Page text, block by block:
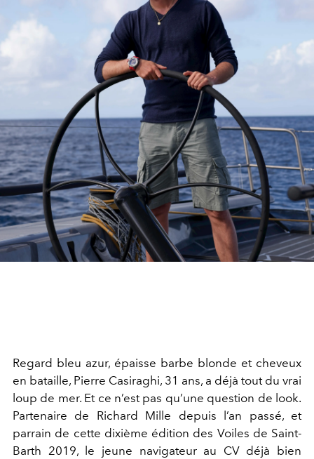
Regard bleu azur, épaisse barbe blonde et cheveux
en bataille, Pierre Casiraghi, 31 ans, a déjà tout du vrai
loup de mer. Et ce n’est pas qu’une question de look.
Partenaire de Richard Mille depuis l’an passé, et
parrain de cette dixième édition des Voiles de Saint-
Barth 2019, le jeune navigateur au CV déjà bien